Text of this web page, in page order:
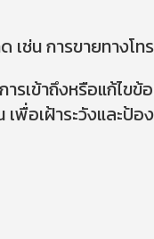
ช่น การขายทางโ
รเข้าถึงหรือแก้ไข
อเฝ้าระวังและป้อ